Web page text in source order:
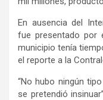
En ausencia del
fue presentado por
municipio tenía
el reporte a la
“No hubo ningún
se pretendió